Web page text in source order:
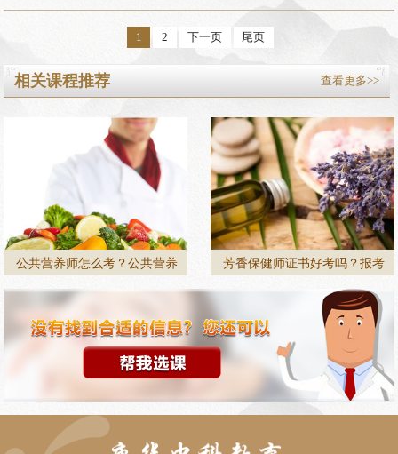
1 2 下一页 尾页
相关课程推荐 查看更多>>
公共营养师怎么考？公共营养 芳香保健师证书好考吗？报考